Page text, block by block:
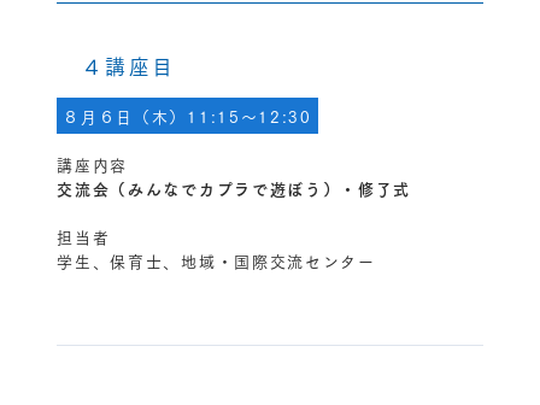
４講座目
８月６日（木）11:15～12:30
講座内容
交流会（みんなでカプラで遊ぼう） ・修了式
担当者
学生、保育士、地域・国際交流センター